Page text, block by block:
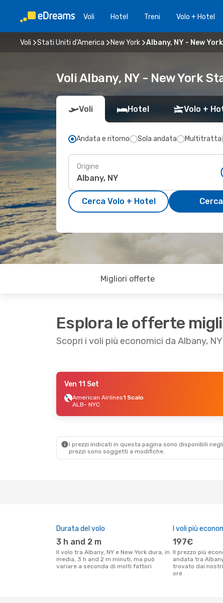
Voli Hotel Treni Volo + Hotel
Voli Stati Uniti d'America New York Albany, NY - New York
Voli Albany, NY - New York
Voli Hotel Volo +
Andata e ritorno Sola andata Multitratta
Origine
Cerca Volo + Hotel
Migliori offerte
Esplora le offerte
Scopri i voli più economici da Albany,
- Dom 30 Ago
1 Scalo
Ven 11 Set
American Airlines1 Scalo
ALB- NYC
I prezzi indicati in questa pagina sono disponibili
prezzi sono soggetti a modifiche.
Durata del volo
3 h and 2 m
Il volo tra Albany, NY e New York dura, in
media, 3 h and 2 m minuti, ma può
variare a seconda di molti fattori
I voli più
197€
Il prezzo più economico per un volo solo
andata tra
trovato dai
ore